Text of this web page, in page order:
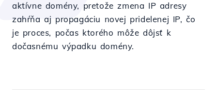
aktívne domény, pretože zmena IP adresy
zahŕňa aj propagáciu novej pridelenej IP, čo
je proces, počas ktorého môže dôjsť k
dočasnému výpadku domény.